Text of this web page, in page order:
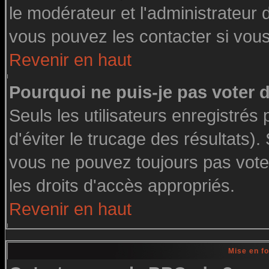
le modérateur et l'administrateur
vous pouvez les contacter si
Revenir en haut
Pourquoi ne puis-je pas voter
Seuls les utilisateurs enregistrés
d'éviter le trucage des
vous ne pouvez toujours pas
les droits d'accès appropriés.
Revenir en haut
Mise en